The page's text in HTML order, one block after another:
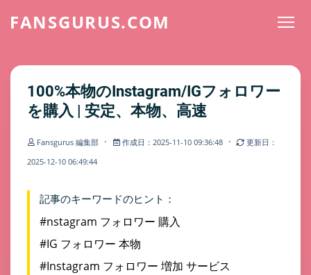
FANSGURUS.COM
100%本物のInstagram/IGフォロワー
を購入 | 安定、本物、高速
Fansgurus 編集部 · 作成日：2025-11-10 09:36:48 ·
更新日：
2025-12-10 06:49:44
記事のキーワードのヒント：
#nstagram フォロワー 購入
#IG フォロワー 本物
#Instagram フォロワー 増加 サービス